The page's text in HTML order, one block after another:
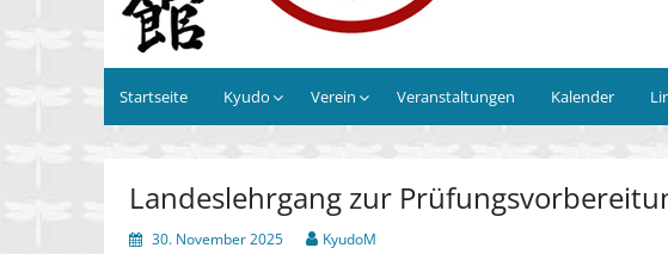
Startseite Kyudo Verein Veranstaltungen Kalender
Landeslehrgang zur
30. November 2025 KyudoM